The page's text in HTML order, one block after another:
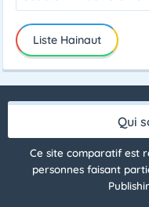
Liste Hainaut
Qui
Ce site comparatif est
personnes faisant